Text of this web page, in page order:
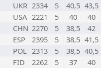
UKR 2334 5 40,5 43,5
USA 2221 5 40 40
CHN 2270 5 38,5 42
ESP 2395 5 38,5 41,5
POL 2313 5 38,5 40,5
FID 2262 5 37 40